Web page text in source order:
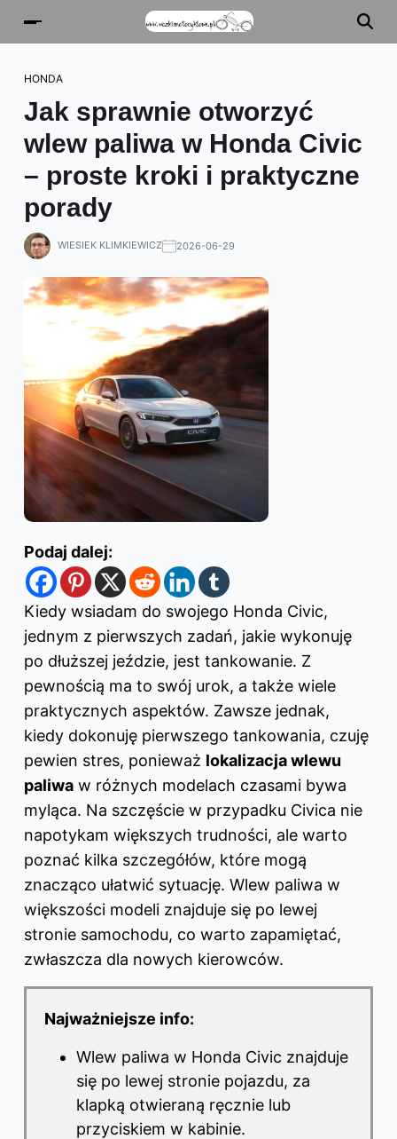
HONDA
Jak sprawnie otworzyć
wlew paliwa w Honda Civic
– proste kroki i praktyczne
porady
WIESIEK KLIMKIEWICZ 2026-06-29
Podaj dalej:
Kiedy wsiadam do swojego Honda Civic,
jednym z pierwszych zadań, jakie wykonuję
po dłuższej jeździe, jest tankowanie. Z
pewnością ma to swój urok, a także wiele
praktycznych aspektów. Zawsze jednak,
kiedy dokonuję pierwszego tankowania, czuję
pewien stres, ponieważ lokalizacja wlewu
paliwa w różnych modelach czasami bywa
myląca. Na szczęście w przypadku Civica nie
napotykam większych trudności, ale warto
poznać kilka szczegółów, które mogą
znacząco ułatwić sytuację. Wlew paliwa w
większości modeli znajduje się po lewej
stronie samochodu, co warto zapamiętać,
zwłaszcza dla nowych kierowców.
Najważniejsze info:
Wlew paliwa w Honda Civic znajduje
się po lewej stronie pojazdu, za
klapką otwieraną ręcznie lub
przyciskiem w kabinie.